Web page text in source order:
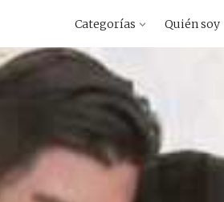
Categorías Quién soy